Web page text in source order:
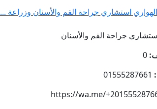
استشاري جراحة الفم والأسنان وزراعة ...
جراحة الفم والأسنان
0
01555287661
https://wa.me/